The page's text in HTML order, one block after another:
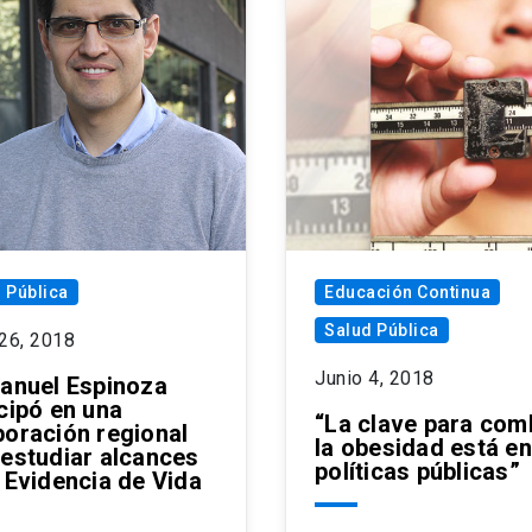
Pública
2018
Espinoza
en una
regional
alcances
de Vida
Educación Continua
Salud Pública
Junio 4, 2018
“La clave para
la obesidad está
políticas públicas”